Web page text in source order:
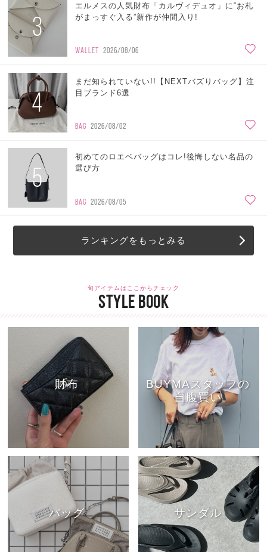
3
エルメスの人気財布「カルヴィデュオ」に“お札
がまっすぐ入る”新作が仲間入り!
WALLET 2026/08/06
4
まだ知られていない!!【NEXTバズりバッグ】注
目ブランド6選
BAG 2026/08/02
5
初めてのロエベバッグはコレ!後悔しない名品の
選び方
BAG 2026/08/05
ランキングをもっとみる
旬アイテムはここからチェック
STYLE BOOK
財布
BUYMAスタッフの
自腹買い
バッグ サンダル